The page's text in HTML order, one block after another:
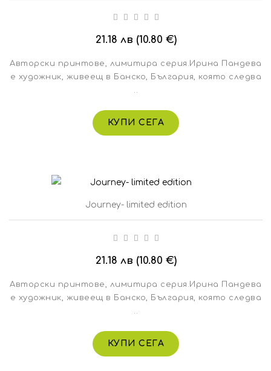
21.18 лв (10.80 €)
Авторски принтове, лимитира серия.Ирина Пандева
е художник, живеещ в Банско, България, която следва
..
КУПИ СЕГА
Journey- limited edition
21.18 лв (10.80 €)
Авторски принтове, лимитира серия.Ирина Пандева
е художник, живеещ в Банско, България, която следва
КУПИ СЕГА